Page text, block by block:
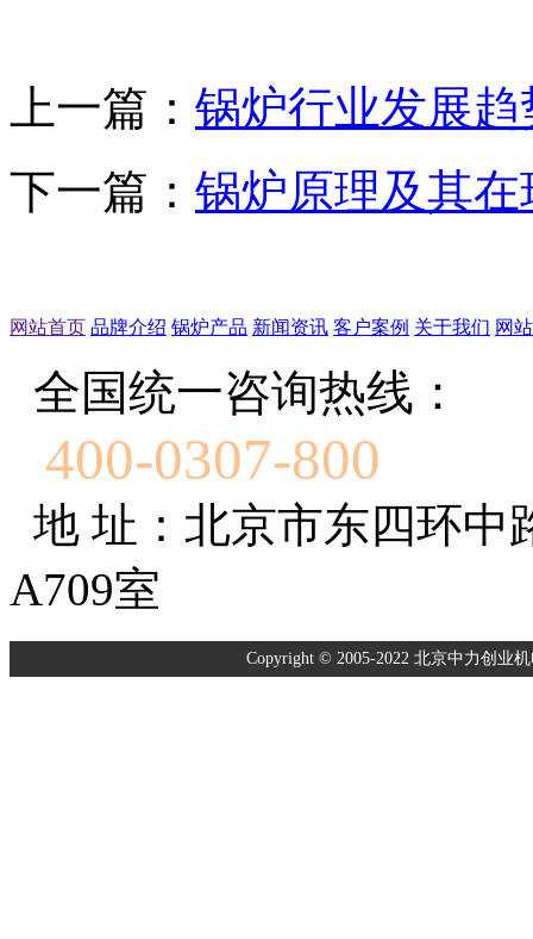
上一篇： 锅炉行业发展
下一篇： 锅炉原理及其
网站首页 品牌介绍 锅炉产品 新闻资讯 客户案例 关于我们 网
全国统一咨询热线：
400-0307-800
地 址：北京市东四环中
A709室
Copyright © 2005-2022 北京中力创